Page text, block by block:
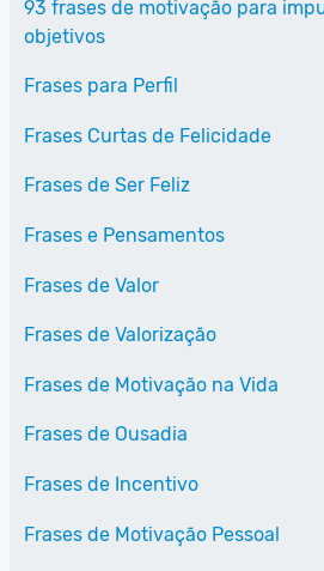
93 frases de motivação para
objetivos
Frases para Perfil
Frases Curtas de Felicidade
Frases de Ser Feliz
Frases e Pensamentos
Frases de Valor
Frases de Valorização
Frases de Motivação na Vida
Frases de Ousadia
Frases de Incentivo
Frases de Motivação Pessoal